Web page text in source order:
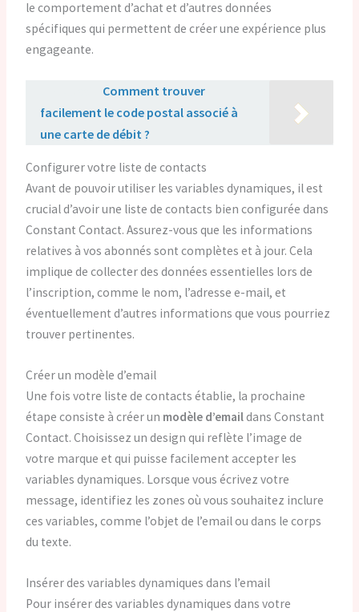
le comportement d’achat et d’autres données
spécifiques qui permettent de créer une expérience plus
engageante.
Comment trouver
facilement le code postal associé à
une carte de débit ?
Configurer votre liste de contacts
Avant de pouvoir utiliser les variables dynamiques, il est
crucial d’avoir une liste de contacts bien configurée dans
Constant Contact. Assurez-vous que les informations
relatives à vos abonnés sont complètes et à jour. Cela
implique de collecter des données essentielles lors de
l’inscription, comme le nom, l’adresse e-mail, et
éventuellement d’autres informations que vous pourriez
trouver pertinentes.
Créer un modèle d’email
Une fois votre liste de contacts établie, la prochaine
étape consiste à créer un modèle d’emaildans Constant
Contact. Choisissez un design qui reflète l’image de
votre marque et qui puisse facilement accepter les
variables dynamiques. Lorsque vous écrivez votre
message, identifiez les zones où vous souhaitez inclure
ces variables, comme l’objet de l’email ou dans le corps
du texte.
Insérer des variables dynamiques dans l’email
Pour insérer des variables dynamiques dans votre